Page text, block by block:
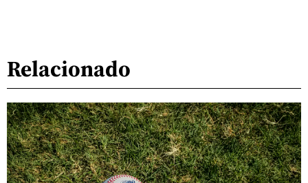
Relacionado